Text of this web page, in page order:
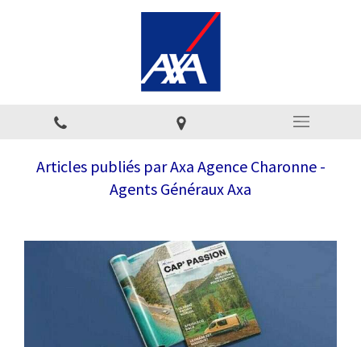
Articles publiés par Axa Agence Charonne -
Agents Généraux Axa